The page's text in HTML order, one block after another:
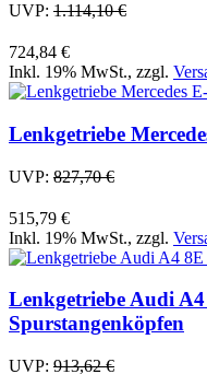
UVP: 1.114,10 €
724,84 €
Inkl. 19% MwSt., zzgl.
Lenkgetriebe
UVP: 827,70 €
515,79 €
Inkl. 19% MwSt., zzgl.
Lenkgetriebe Audi
Spurstangenköpfen
UVP: 913,62 €